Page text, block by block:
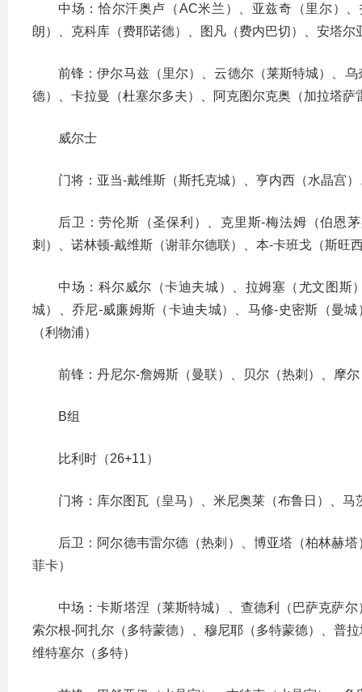
中场：恰尔汗奥卢（AC米兰）、亚兹奇（里尔）
朗）、克科库（费耶诺德）、图凡（费内巴切）、安塔尔
前锋：伊尔马兹（里尔）、云德尔（莱斯特城）、
德）、卡拉曼（杜塞尔多夫）、阿克图尔克奥（加拉塔萨
威尔士
门将：亚当-戴维斯（斯托克城）、亨内西（水晶宫
后卫：劳伦斯（圣保利）、克里斯-梅法姆（伯恩
刺）、诺林顿-戴维斯（谢菲尔德联）、本-卡班戈（斯旺
中场：科尔威尔（卡迪夫城）、拉姆塞（尤文图斯
城）、乔尼-威廉姆斯（卡迪夫城）、马修-史密斯（曼
（利物浦）
前锋：丹尼尔-詹姆斯（曼联）、贝尔（热刺）、摩
B组
比利时（26+11）
门将：库尔图瓦（皇马）、米尼奥莱（布鲁日）、马
后卫：阿尔德韦雷尔德（热刺）、博亚塔（柏林赫
菲卡）
中场：卡斯塔涅（莱斯特城）、查德利（巴萨克萨
索尔根-阿扎尔（多特蒙德）、穆尼耶（多特蒙德）、普
维特塞尔（多特）